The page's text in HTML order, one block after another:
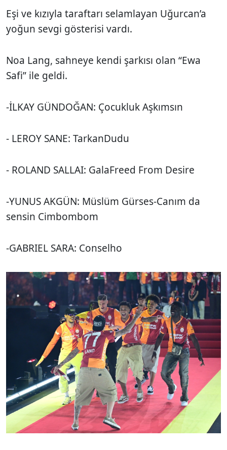
Eşi ve kızıyla taraftarı selamlayan Uğurcan’a
yoğun sevgi gösterisi vardı.
Noa Lang, sahneye kendi şarkısı olan “Ewa
Safi” ile geldi.
-İLKAY GÜNDOĞAN: Çocukluk Aşkımsın
- LEROY SANE: TarkanDudu
- ROLAND SALLAI: GalaFreed From Desire
-YUNUS AKGÜN: Müslüm Gürses-Canım da
sensin Cimbombom
-GABRIEL SARA: Conselho